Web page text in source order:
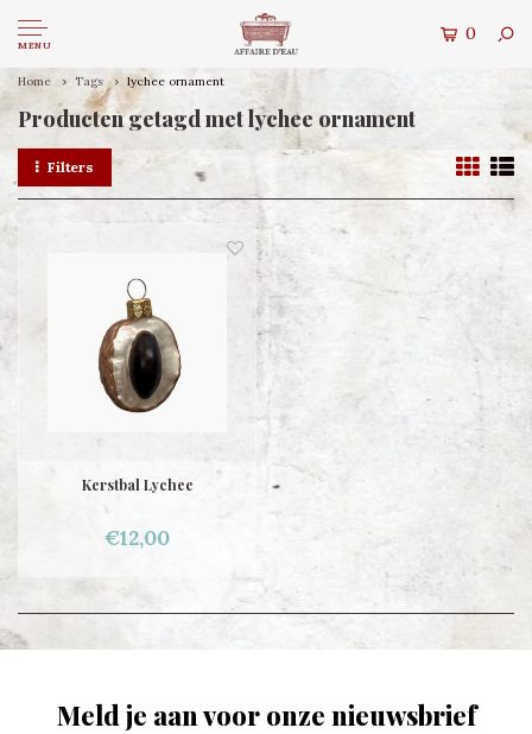
MENU
0
Home Tags lychee ornament
Producten getagd met lychee ornament
Filters
Kerstbal Lychee
€12,00
Meld je aan voor onze nieuwsbrief